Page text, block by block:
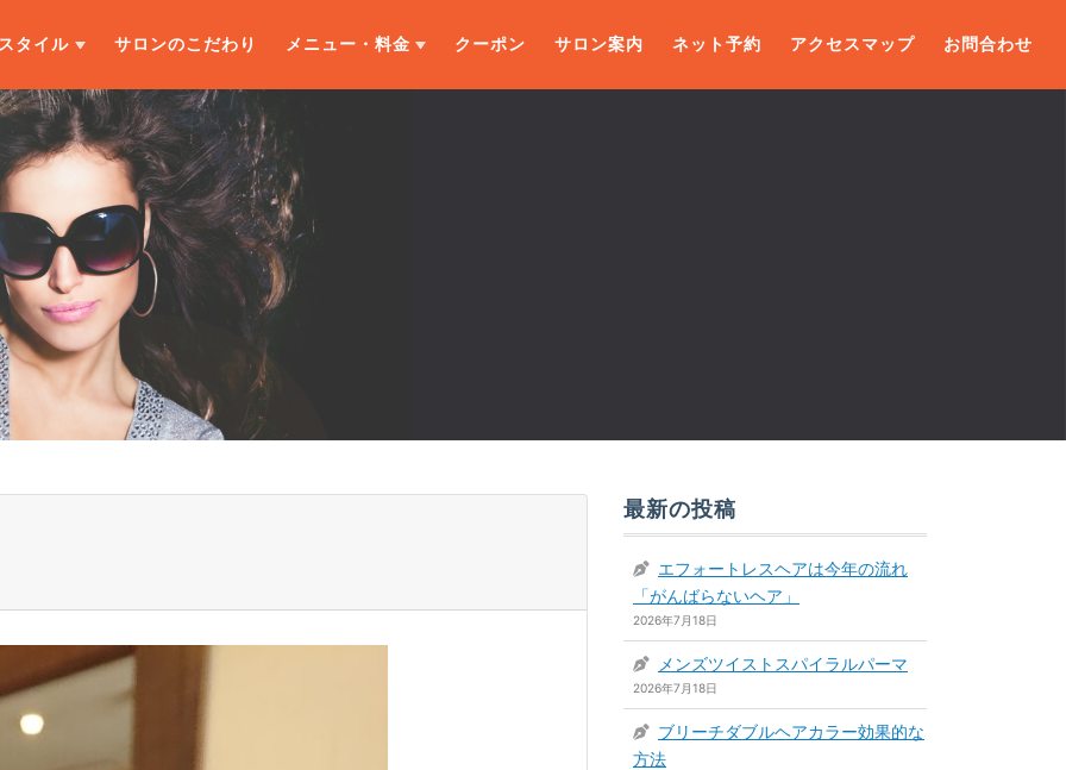
タイル サロンのこだわり メニュー・料金 クーポン サロン案内 ネット予約 アクセスマップ お問合わせ
最新の投稿
エフォートレスヘアは今年の流れ
「がんばらないヘア」
2026年7月18日
メンズツイストスパイラルパーマ
2026年7月18日
ブリーチダブルヘアカラー効果的な
方法